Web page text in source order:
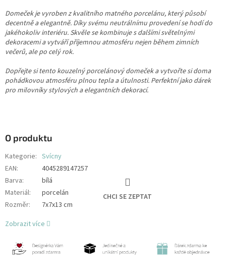
Domeček je vyroben z kvalitního matného porcelánu, který působí
decentně a elegantně. Díky svému neutrálnímu provedení se hodí do
jakéhokoliv interiéru. Skvěle se kombinuje s dalšími světelnými
dekoracemi a vytváří příjemnou atmosféru nejen během zimních
večerů, ale po celý rok.
Dopřejte si tento kouzelný porcelánový domeček a vytvořte si doma
pohádkovou atmosféru plnou tepla a útulnosti. Perfektní jako dárek
pro milovníky stylových a elegantních dekorací.
O produktu
Kategorie: Svícny
EAN:
4045289147257
Barva:
bílá
Materiál:
porcelán
Rozměr: 7x7x13 cm
CHCI SE ZEPTAT
Zobrazit více